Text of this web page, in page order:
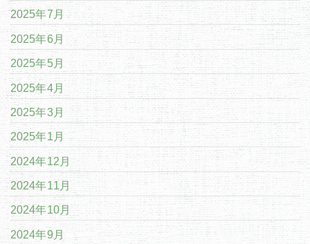
2025年7月
2025年6月
2025年5月
2025年4月
2025年3月
2025年1月
2024年12月
2024年11月
2024年10月
2024年9月